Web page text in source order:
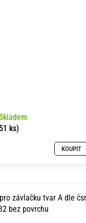
ks)
KOUPIT
závlačku tvar A dle
2111 10x 32 bez povrchu